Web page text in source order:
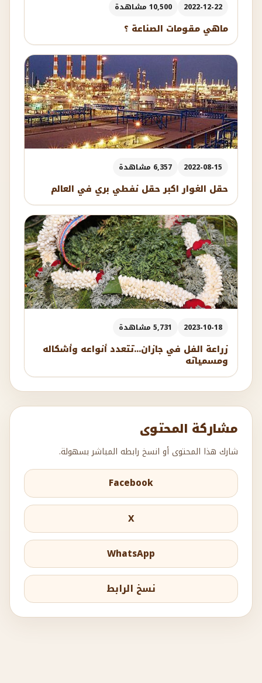
2022-12-22 10,500 مشاهدة
ماهي مقومات الصناعة ؟
2022-08-15 6,357 مشاهدة
حقل الغوار اكبر حقل نفطي بري في العالم
2023-10-18 5,731 مشاهدة
زراعة الفل في جازان...تتعدد أنواعه وأشكاله
ومسمياته
مشاركة المحتوى
شارك هذا المحتوى أو انسخ رابطه المباشر بسهولة.
Facebook
X
WhatsApp
نسخ الرابط